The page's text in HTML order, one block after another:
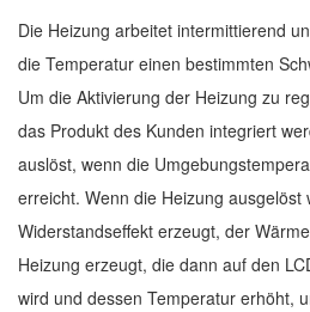
Die Heizung arbeitet intermittierend
die Temperatur einen bestimmten
Um die Aktivierung der Heizung zu
das Produkt des Kunden integriert
auslöst, wenn die
erreicht. Wenn die Heizung ausgelöst
Widerstandseffekt erzeugt, der
Heizung erzeugt, die dann auf den
wird und dessen Temperatur erhöht,